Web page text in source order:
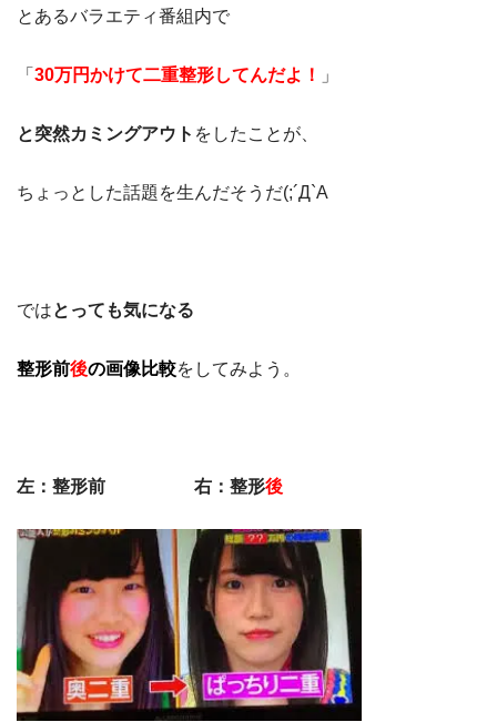
とあるバラエティ番組内で
「 30万円かけて二重整形してんだよ！ 」
と突然カミングアウト をしたことが、
ちょっとした話題を生んだそうだ(;´Д`A
ではとっても気になる
整形前後の画像比較をしてみよう。
左：整形前 右：整形後